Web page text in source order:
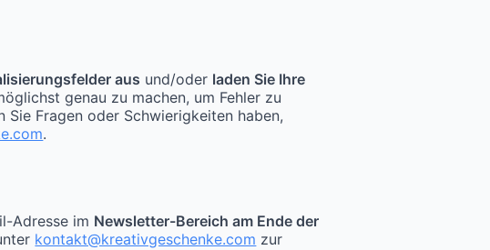
aus und/oder laden Sie Ihre
genau zu machen, um Fehler zu
Fragen oder Schwierigkeiten haben,
.
Adresse im Newsletter-Bereich am Ende der
kontakt@kreativgeschenke.com zur